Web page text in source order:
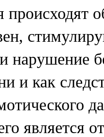
происходят
нарушение
и как
является